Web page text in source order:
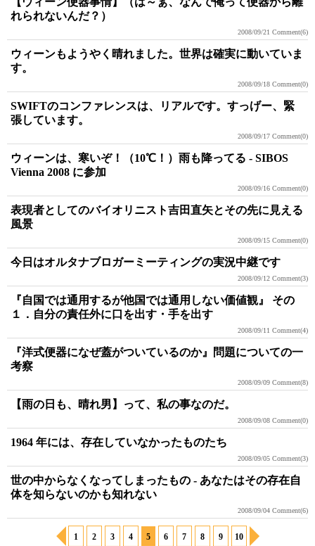
れられないんだ？）
2008/09/21 Comment(6)
ウィーンもようやく晴れました。世界は確実に動いていま
す。
2008/09/18 Comment(0)
SWIFTのコンファレンスは、リアルです。すっげー、緊
張しています。
2008/09/17 Comment(0)
ウィーンは、寒いぞ！（10℃！）雨も降ってる - SIBOS
Vienna 2008 に参加
2008/09/16 Comment(0)
表現者としてのバイオリニスト吉田直矢とその先に見える
風景
2008/09/15 Comment(0)
今日はオルタナブロガーミーティングの実況中継です
2008/09/12 Comment(3)
『自国では通用するが他国では通用しない価値観』 その
１．自分の責任外に口を出す・手を出す
2008/09/11 Comment(4)
『洋式便器になぜ蓋がついているのか』問題についての一
考察
2008/09/09 Comment(8)
【雨の日も、晴れ男】って、私の事なのだ。
2008/09/08 Comment(0)
1964 年には、存在していなかったものたち
2008/09/05 Comment(3)
世の中からなくなってしまったもの - あなたはその存在自
体を知らないのかも知れない
2008/09/04 Comment(6)
1 2 3 4 5 6 7 8 9 10